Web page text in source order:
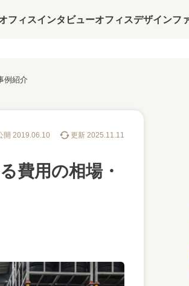
フィスインタビューオフィスデザインフ
例紹介
開 2019.06.10 更新 2025.11.11
費用の相場・